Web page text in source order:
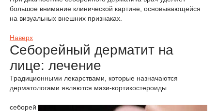
большое внимание клинической картине, основывающейся
на визуальных внешних признаках.
Наверх
Себорейный дерматит на
лице: лечение
Традиционными лекарствами, которые назначаются
дерматологами являются мази-кортикостероиды.
себорей